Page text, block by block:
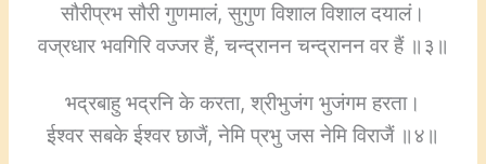
सौरीप्रभ सौरी गुणमालं, सुगुण विशाल विशाल दयालं।
वज्रधार भवगिरि वज्जर हैं, चन्द्रानन चन्द्रानन वर हैं ॥३॥
भद्रबाहु भद्रनि के करता, श्रीभुजंग भुजंगम हरता।
ईश्वर सबके ईश्वर छाजैं, नेमि प्रभु जस नेमि विराजैं ॥४॥